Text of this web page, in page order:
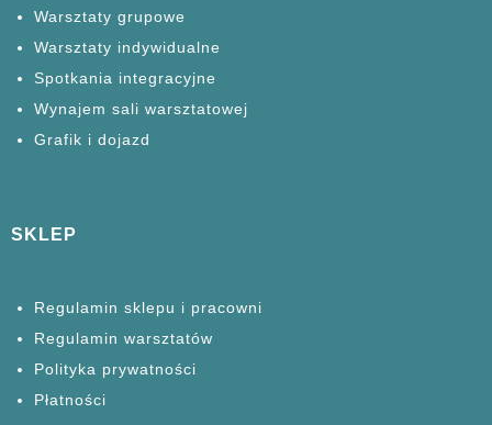
Warsztaty grupowe
Warsztaty indywidualne
Spotkania integracyjne
Wynajem sali warsztatowej
Grafik i dojazd
SKLEP
Regulamin sklepu i pracowni
Regulamin warsztatów
Polityka prywatności
Płatności